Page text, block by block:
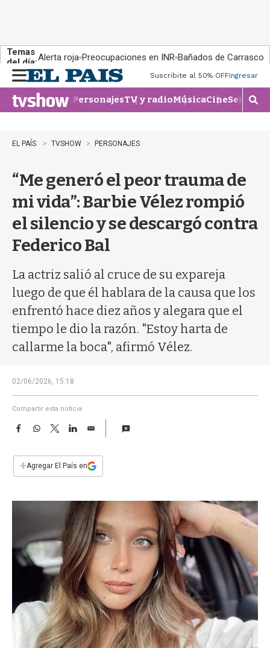
Temas
del día:Alerta roja Preocupaciones en INR Bañados de Carrasco
n
u
Suscribite al 50% OFFIngresar
PersonajesTV y radioMúsicaCineSeries
M
o
q
EL PAÍS TVSHOW PERSONAJES
“Me generó el peor trauma de
mi vida”: Barbie Vélez rompió
el silencio y se descargó contra
Federico Bal
La actriz salió al cruce de su expareja
luego de que él hablara de la causa que los
enfrentó hace diez años y alegara que el
tiempo le dio la razón. "Estoy harta de
callarme la boca", afirmó Vélez.
02/06/2026, 15:18
Compartir esta noticia
F
e
b
k
W
s
p
T
w
t
L
n
E
i
l
+Agregar El País en